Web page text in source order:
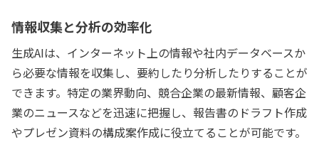
情報収集と分析の効率化
生成AIは、インターネット上の情報や社内データベースか
ら必要な情報を収集し、要約したり分析したりすることが
できます。特定の業界動向、競合企業の最新情報、顧客企
業のニュースなどを迅速に把握し、報告書のドラフト作成
やプレゼン資料の構成案作成に役立てることが可能です。